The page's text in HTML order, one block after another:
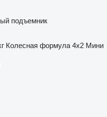
подъемник
Колесная формула 4x2 Мини